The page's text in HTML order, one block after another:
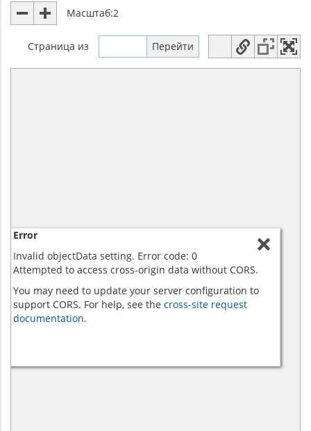
Масштаб:2
Страница из
Error
Invalid objectData setting. Error code: 0
Attempted to access cross-origin data without CORS.
You may need to update your server configuration to
support CORS. For help, see the cross-site request
documentation.